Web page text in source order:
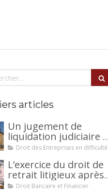
articles
Un jugement de
liquidation judiciaire a
été prononcée à votre
interjeter appel ?
Droit des Entreprises en difficulté
L’exercice du droit de
retrait litigieux après
une cession de
Droit Bancaire et Financier